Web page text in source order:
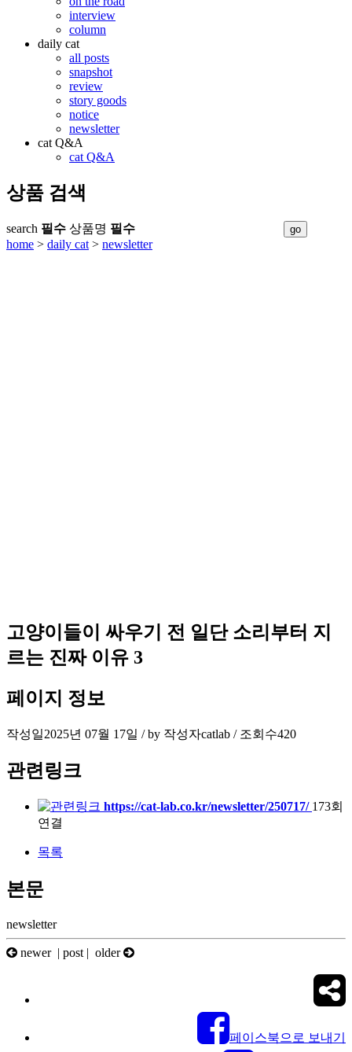
interview
column
daily cat
all posts
snapshot
review
story goods
notice
newsletter
cat Q&A
cat Q&A
상품 검색
search 필수 상품명 필수
home > daily cat > newsletter
고양이들이 싸우기 전 일단 소리부터 지
르는 진짜 이유 3
페이지 정보
작성일2025년 07월 17일 / by 작성자catlab / 조회수420
관련링크
https://cat-lab.co.kr/newsletter/250717/ 173회
연결
목록
본문
newsletter
newer | post | older
페이스북으로 보내기